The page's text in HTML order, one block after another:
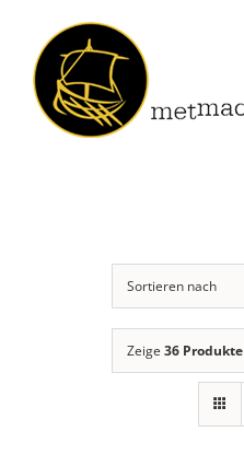
springen
Sortieren nach
Zeige 36 Produkte